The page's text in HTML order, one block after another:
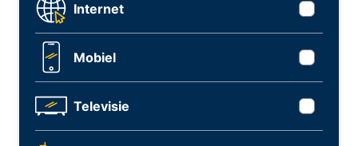
Internet
Mobiel
Televisie